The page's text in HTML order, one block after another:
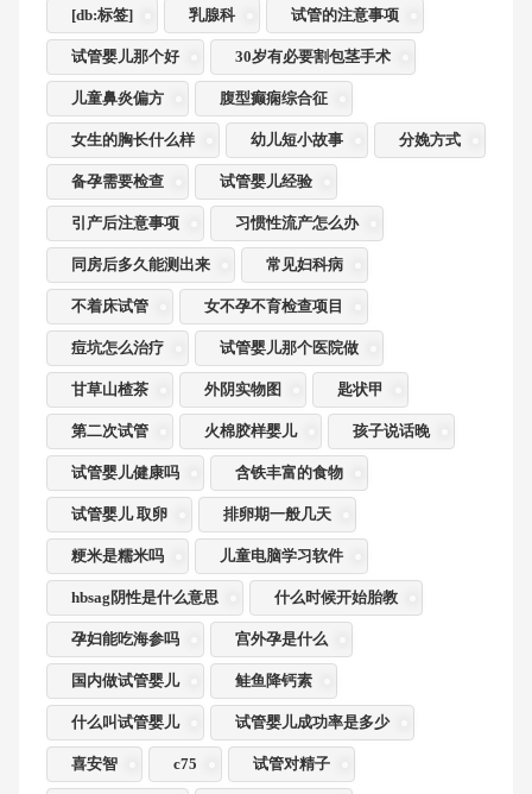
[db:标签] 乳腺科 试管的注意事项
试管婴儿那个好 30岁有必要割包茎手术
儿童鼻炎偏方 腹型癫痫综合征
女生的胸长什么样 幼儿短小故事 分娩方式
备孕需要检查 试管婴儿经验
引产后注意事项 习惯性流产怎么办
同房后多久能测出来 常见妇科病
不着床试管 女不孕不育检查项目
痘坑怎么治疗 试管婴儿那个医院做
甘草山楂茶 外阴实物图 匙状甲
第二次试管 火棉胶样婴儿 孩子说话晚
试管婴儿健康吗 含铁丰富的食物
试管婴儿 取卵 排卵期一般几天
粳米是糯米吗 儿童电脑学习软件
hbsag阴性是什么意思 什么时候开始胎教
孕妇能吃海参吗 宫外孕是什么
国内做试管婴儿 鲑鱼降钙素
什么叫试管婴儿 试管婴儿成功率是多少
喜安智 c75 试管对精子